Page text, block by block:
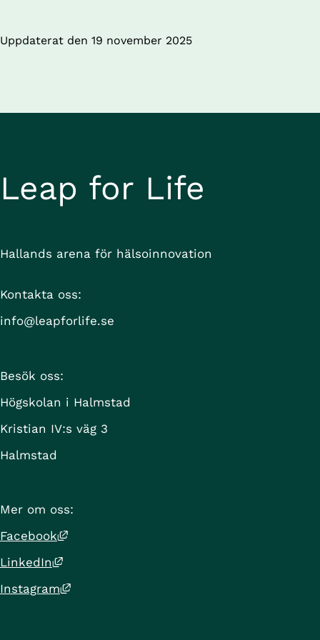
Uppdaterat den 19 november 2025
Leap for Life
Hallands arena för hälsoinnovation
Kontakta oss:
info@leapforlife.se
Besök oss:
Högskolan i Halmstad
Kristian IV:s väg 3
Halmstad
Mer om oss:
Facebook
Länk till annan webbplats, öppnas i nytt
LinkedIn
Länk till annan webbplats, öppnas i nytt
Instagram
Länk till annan webbplats, öppnas i nytt